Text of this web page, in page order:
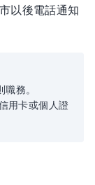
以後電話通知
務。
用卡或個人證